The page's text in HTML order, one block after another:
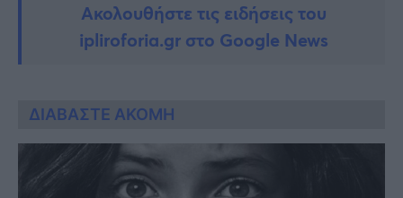
Ακολουθήστε τις ειδήσεις του
ipliroforia.gr στο Google News
ΔΙΑΒΑΣΤΕ ΑΚΟΜΗ